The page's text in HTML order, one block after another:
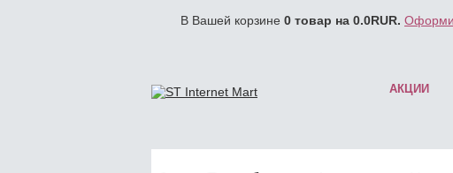
В Вашей корзине 0 товар на 0.0RUR.
АКЦИИ